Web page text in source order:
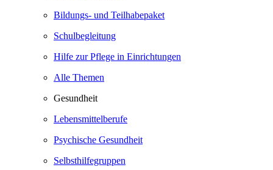
Bildungs- und Teilhabepaket
Schulbegleitung
Hilfe zur Pflege in Einrichtungen
Alle Themen
Gesundheit
Lebensmittelberufe
Psychische Gesundheit
Selbsthilfegruppen